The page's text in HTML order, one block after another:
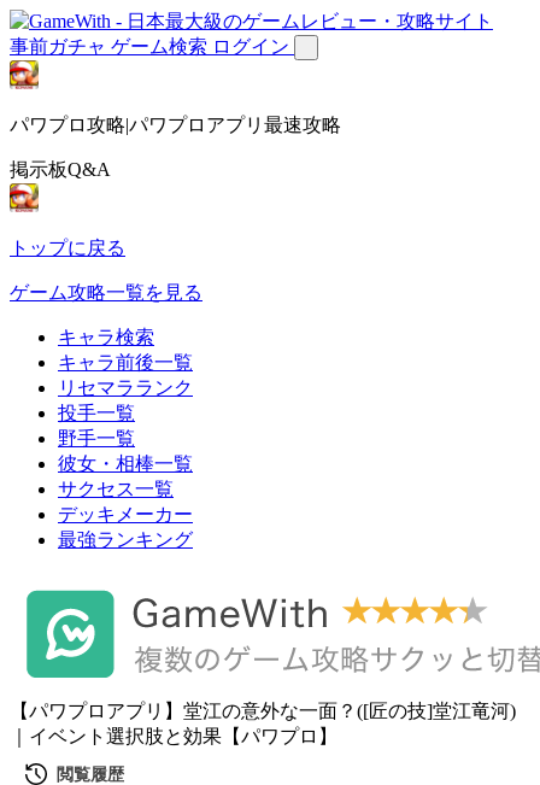
事前ガチャ ゲーム検索 ログイン
パワプロ攻略|パワプロアプリ最速攻略
掲示板Q&A
トップに戻る
ゲーム攻略一覧を見る
キャラ検索
キャラ前後一覧
リセマラランク
投手一覧
野手一覧
彼女・相棒一覧
サクセス一覧
デッキメーカー
最強ランキング
【パワプロアプリ】堂江の意外な一面？([匠の技]堂江竜河)
｜イベント選択肢と効果【パワプロ】